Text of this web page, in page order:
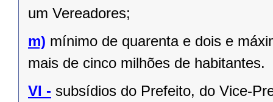
um Vereadores;
m) mínimo de quarenta e dois e
mais de cinco milhões de habitantes.
VI - subsídios do Prefeito, do Vice-